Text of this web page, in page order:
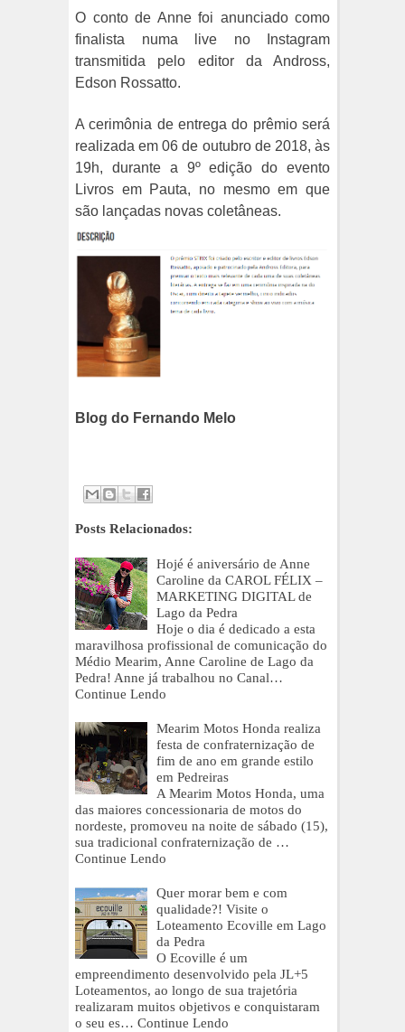
O conto de Anne foi anunciado como
finalista numa live no Instagram
transmitida pelo editor da Andross,
Edson Rossatto.
A cerimônia de entrega do prêmio será
realizada em 06 de outubro de 2018, às
19h, durante a 9º edição do evento
Livros em Pauta, no mesmo em que
são lançadas novas coletâneas.
Blog do Fernando Melo
Posts Relacionados:
Hojé é aniversário de Anne
Caroline da CAROL FÉLIX –
MARKETING DIGITAL de
Lago da Pedra
Hoje o dia é dedicado a esta
maravilhosa profissional de comunicação do
Médio Mearim, Anne Caroline de Lago da
Pedra! Anne já trabalhou no Canal…
Continue Lendo
Mearim Motos Honda realiza
festa de confraternização de
fim de ano em grande estilo
em Pedreiras
A Mearim Motos Honda, uma
das maiores concessionaria de motos do
nordeste, promoveu na noite de sábado (15),
sua tradicional confraternização de …
Continue Lendo
Quer morar bem e com
qualidade?! Visite o
Loteamento Ecoville em Lago
da Pedra
O Ecoville é um
empreendimento desenvolvido pela JL+5
Loteamentos, ao longo de sua trajetória
realizaram muitos objetivos e conquistaram
o seu es… Continue Lendo